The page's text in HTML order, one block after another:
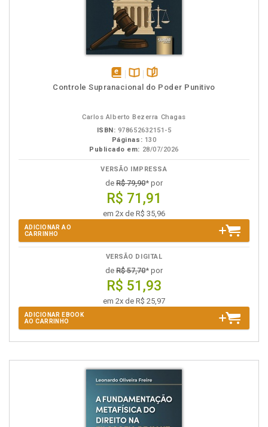
disponívelDisponível
páginas
Controle Supranacional do Poder Punitivo
Carlos Alberto Bezerra Chagas
ISBN: 978652632151-5
Páginas: 130
Publicado em: 28/07/2026
VERSÃO IMPRESSA
de R$ 79,90* por
R$ 71,91
em 2x de R$ 35,96
ADICIONAR AO
CARRINHO
VERSÃO DIGITAL
de R$ 57,70* por
R$ 51,93
em 2x de R$ 25,97
ADICIONAR EBOOK
AO CARRINHO